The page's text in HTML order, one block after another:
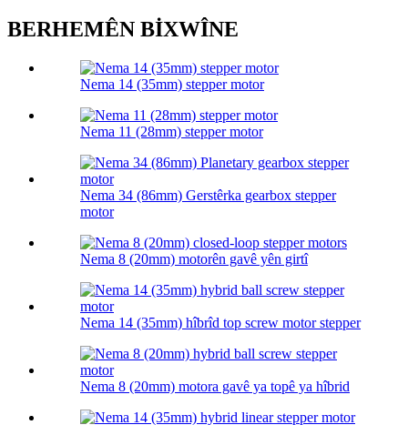
BERHEMÊN BİXWÎNE
Nema 14 (35mm) stepper motor
Nema 11 (28mm) stepper motor
Nema 34 (86mm) Gerstêrka gearbox stepper
motor
Nema 8 (20mm) motorên gavê yên girtî
Nema 14 (35mm) hîbrîd top screw motor stepper
Nema 8 (20mm) motora gavê ya topê ya hîbrid